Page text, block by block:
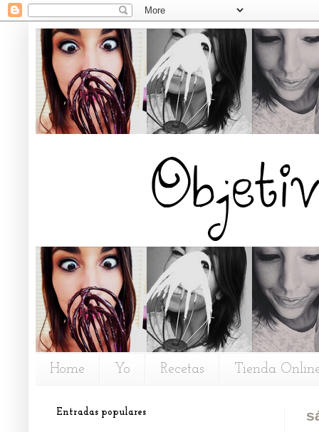
Home Yo Recetas Tienda
Entradas populares